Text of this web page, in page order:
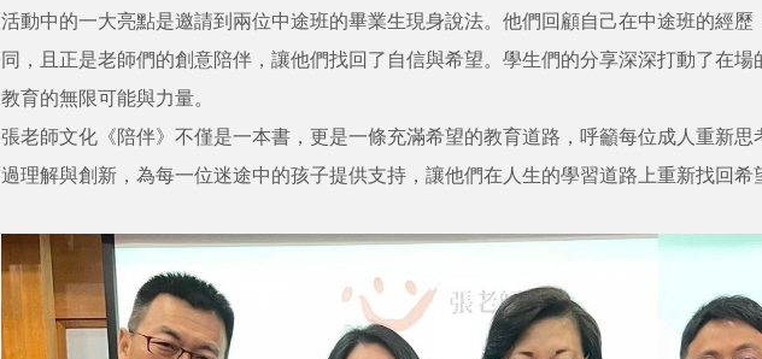
活動中的一大亮點是邀請到兩位中途班的畢業生現身說法。他們回顧自己在中途班的經
同，且正是老師們的創意陪伴，讓他們找回了自信與希望。學生們的分享深深打動了在場
教育的無限可能與力量。
張老師文化《陪伴》不僅是一本書，更是一條充滿希望的教育道路，呼籲每位成人重新
過理解與創新，為每一位迷途中的孩子提供支持，讓他們在人生的學習道路上重新找回希